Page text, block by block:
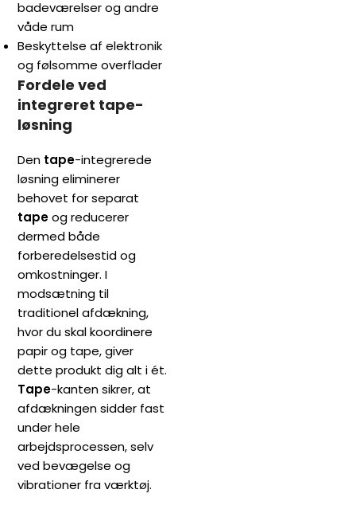
badeværelser og andre
våde rum
Beskyttelse af elektronik
og følsomme overflader
Fordele ved
integreret tape-
løsning
Den tape-integrerede
løsning eliminerer
behovet for separat
tapeog reducerer
dermed både
forberedelsestid og
omkostninger. I
modsætning til
traditionel afdækning,
hvor du skal koordinere
papir og tape, giver
dette produkt dig alt i ét.
Tape-kanten sikrer, at
afdækningen sidder fast
under hele
arbejdsprocessen, selv
ved bevægelse og
vibrationer fra værktøj.